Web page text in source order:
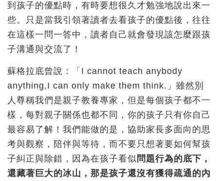
到孩子的優點時，有時要想很久才勉強地說出來一
些。只是當我引領著讀者去看孩子的優點後，往往
在這樣一問一答中，讀者自己就會發現該怎麼跟孩
子溝通與交流了！
蘇格拉底曾說：「I cannot teach anybody
anything,I can only make them think.」雖然別
人尊稱我們是親子教養專家，但是每個孩子都不一
樣，每對親子關係也都不同，你的孩子只有你自己
最容易了解！我們能做的是，協助家長多面向的思
考與觀察，陪伴與等待，而不要只想著要如何幫孩
子糾正與除錯，因為在孩子看似 問題行為的底下，
還藏著巨大的冰山，那是孩子還沒有獲得疏通的內